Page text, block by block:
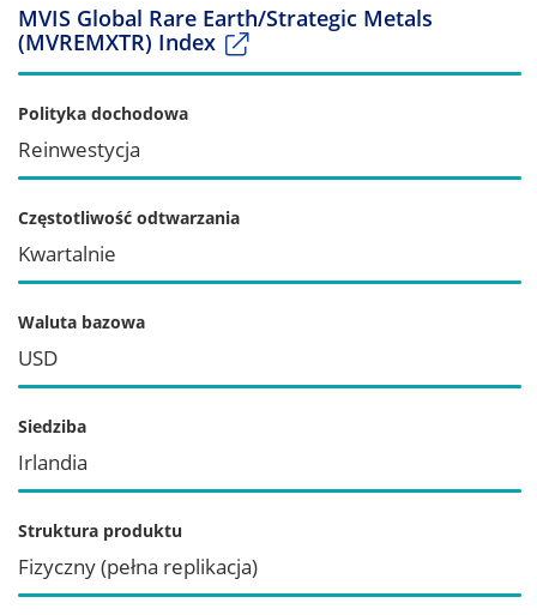
MVIS Global Rare Earth/Strategic Metals
(MVREMXTR) Index
Polityka dochodowa
Reinwestycja
Częstotliwość odtwarzania
Kwartalnie
Waluta bazowa
USD
Siedziba
Irlandia
Struktura produktu
Fizyczny (pełna replikacja)